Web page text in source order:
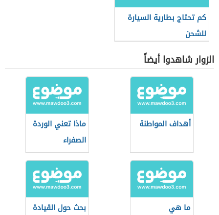
كم تحتاج بطارية السيارة
للشحن
الزوار شاهدوا أيضاً
أهداف المواطنة
ماذا تعني الوردة
الصفراء
ما هي
بحث حول القيادة